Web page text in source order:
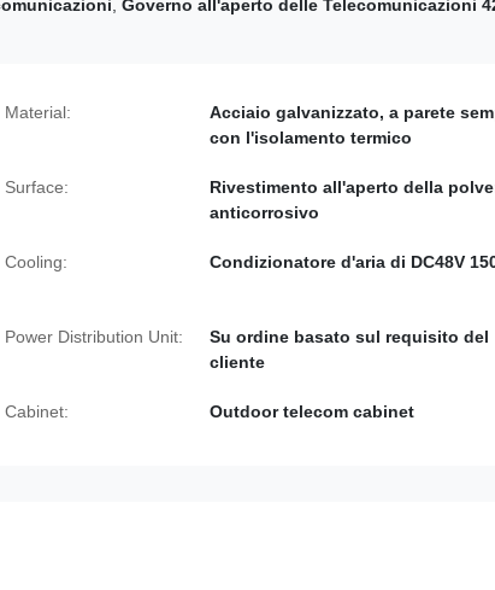
Governo all'aperto delle Telecomunicazioni
Material:
Acciaio galvanizzato, a parete
con l'isolamento termico
Surface:
Rivestimento all'aperto della
anticorrosivo
Cooling: Condizionatore d'aria di DC48V
Power Distribution Unit:
Su ordine basato sul requisito del
cliente
Cabinet: Outdoor telecom cabinet